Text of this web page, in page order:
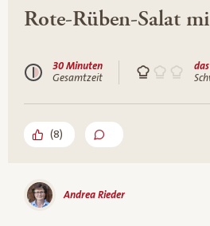
Rote-Rüben-Salat
30 Minuten
Gesamtzeit
(8)
Andrea Rieder